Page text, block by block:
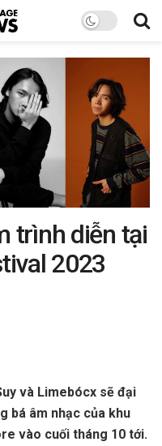
trình diễn tại
2023
và Limebócx sẽ đại
bá âm nhạc của khu
vào cuối tháng 10 tới.